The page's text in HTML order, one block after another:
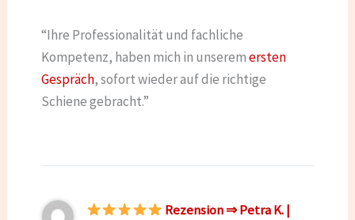
“Ihre Professionalität und fachliche
Kompetenz, haben mich in unseremersten
Gespräch, sofort wieder auf die richtige
Schiene gebracht.”
Rezension ⇒ Petra K. |